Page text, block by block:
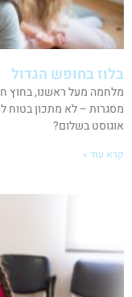
בלוז בחופש הגדול
מלחמה מעל ראשנו, בחוץ
מסגרות – לא מתכון בטוח
אוגוסט בשלום?
קרא עוד »